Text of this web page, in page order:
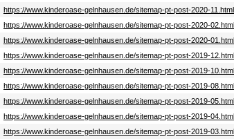
https://www.kinderoase-gelnhausen.de/sitemap-pt-post-2020-11.html
https://www.kinderoase-gelnhausen.de/sitemap-pt-post-2020-02.html
https://www.kinderoase-gelnhausen.de/sitemap-pt-post-2020-01.html
https://www.kinderoase-gelnhausen.de/sitemap-pt-post-2019-12.html
https://www.kinderoase-gelnhausen.de/sitemap-pt-post-2019-10.html
https://www.kinderoase-gelnhausen.de/sitemap-pt-post-2019-08.html
https://www.kinderoase-gelnhausen.de/sitemap-pt-post-2019-05.html
https://www.kinderoase-gelnhausen.de/sitemap-pt-post-2019-04.html
https://www.kinderoase-gelnhausen.de/sitemap-pt-post-2019-03.html